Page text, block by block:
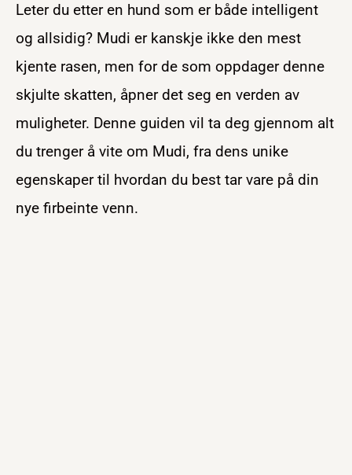
Leter du etter en hund som er både intelligent
og allsidig? Mudi er kanskje ikke den mest
kjente rasen, men for de som oppdager denne
skjulte skatten, åpner det seg en verden av
muligheter. Denne guiden vil ta deg gjennom alt
du trenger å vite om Mudi, fra dens unike
egenskaper til hvordan du best tar vare på din
nye firbeinte venn.